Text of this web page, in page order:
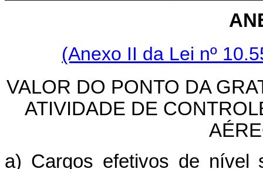
(Anexo II da Lei nº
VALOR DO PONTO DA
ATIVIDADE DE
a) Cargos efetivos de nível